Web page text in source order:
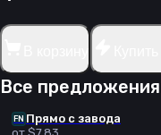
Все
FN Прямо с завода